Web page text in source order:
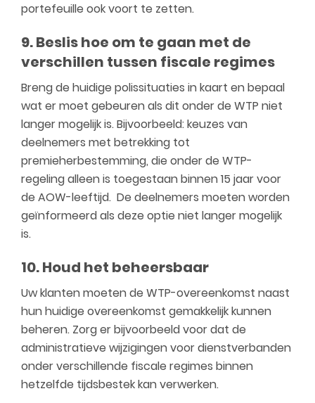
portefeuille ook voort te zetten.
9. Beslis hoe om te gaan met de
verschillen tussen fiscale regimes
Breng de huidige polissituaties in kaart en bepaal
wat er moet gebeuren als dit onder de WTP niet
langer mogelijk is. Bijvoorbeeld: keuzes van
deelnemers met betrekking tot
premieherbestemming, die onder de WTP-
regeling alleen is toegestaan binnen 15 jaar voor
de AOW-leeftijd. De deelnemers moeten worden
geïnformeerd als deze optie niet langer mogelijk
is.
10. Houd het beheersbaar
Uw klanten moeten de WTP-overeenkomst naast
hun huidige overeenkomst gemakkelijk kunnen
beheren. Zorg er bijvoorbeeld voor dat de
administratieve wijzigingen voor dienstverbanden
onder verschillende fiscale regimes binnen
hetzelfde tijdsbestek kan verwerken.